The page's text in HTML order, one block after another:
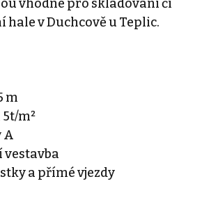
vhodné pro skladování či
hale v Duchcově u Teplic.
m
m²
A
a přímé vjezdy